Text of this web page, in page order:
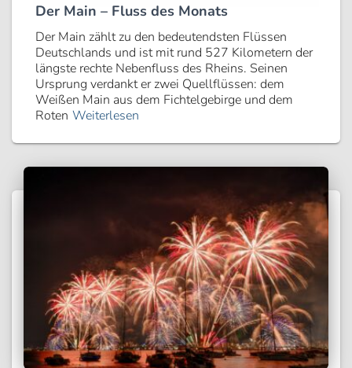
Der Main – Fluss des Monats
Der Main zählt zu den bedeutendsten Flüssen
Deutschlands und ist mit rund 527 Kilometern der
längste rechte Nebenfluss des Rheins. Seinen
Ursprung verdankt er zwei Quellflüssen: dem
Weißen Main aus dem Fichtelgebirge und dem
Roten Weiterlesen